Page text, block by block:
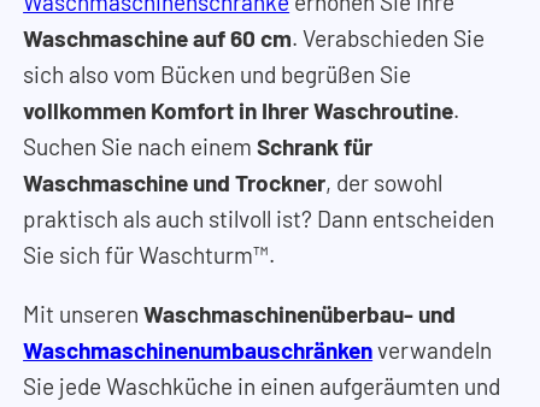
Waschmaschine auf 60 cm. Verabschieden Sie
sich also vom Bücken und begrüßen Sie
vollkommen Komfort in Ihrer Waschroutine.
Suchen Sie nach einemSchrank für
Waschmaschine und Trockner, der sowohl
praktisch als auch stilvoll ist? Dann entscheiden
Sie sich für Waschturm™.
Mit unserenWaschmaschinenüberbau- und
Waschmaschinenumbauschränkenverwandeln
Sie jede Waschküche in einen aufgeräumten und